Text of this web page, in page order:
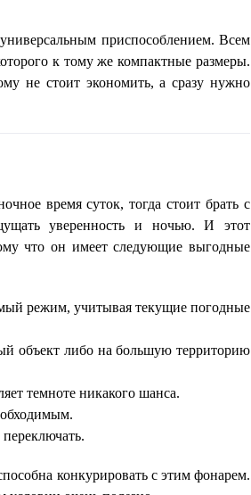
приспособлением. Всем
к тому же компактные размеры.
не стоит экономить, а сразу нужно
время суток, тогда стоит брать с
уверенность и ночью. И этот
что он имеет следующие выгодные
режим, учитывая текущие погодные
объект либо на большую территорию
темноте никакого шанса.
конкурировать с этим фонарем.